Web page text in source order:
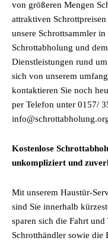
von größeren Mengen
attraktiven
unsere Schrottsammler
Schrottabholung und
Dienstleistungen rund
sich von unserem
kontaktieren Sie noch
per Telefon unter 0157/
Kostenlose
unkompliziert und
Mit unserem Haustür-
sind Sie innerhalb
sparen sich die Fahrt
Schrotthändler sowie die